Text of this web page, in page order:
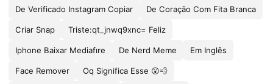
De Verificado Instagram Copiar De Coração Com Fita Branca
Criar Snap Triste:qt_jnwq9xnc= Feliz
Iphone Baixar Mediafıre De Nerd Meme Em Inglês
Face Remover Oq Significa Esse 😮💨